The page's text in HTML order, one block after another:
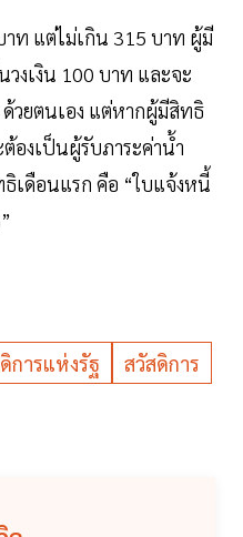
ท แต่ไม่เกิน 315 บาท ผู้มี
งเงิน 100 บาท และจะ
วยตนเอง แต่หากผู้มีสิทธิ
องเป็นผู้รับภาระค่าน้ำ
เดือนแรก คือ “ใบแจ้งหนี้
การแห่งรัฐ
สวัสดิการ